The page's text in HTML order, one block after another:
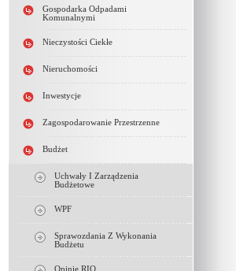
Gospodarka Odpadami
Komunalnymi
Nieczystości Ciekłe
Nieruchomości
Inwestycje
Zagospodarowanie Przestrzenne
Budżet
Uchwały I Zarządzenia
Budżetowe
WPF
Sprawozdania Z Wykonania
Budżetu
Opinie RIO